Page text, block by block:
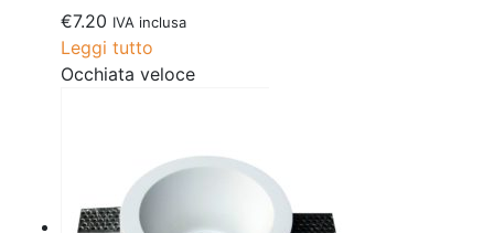
€7.20 IVA inclusa
Leggi tutto
Occhiata veloce